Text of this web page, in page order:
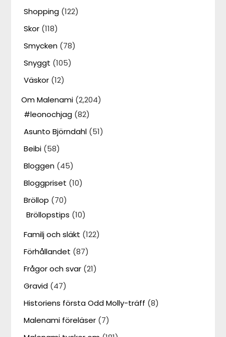
Shopping (122)
Skor (118)
Smycken (78)
Snyggt (105)
Väskor (12)
Om Malenami (2,204)
#leonochjag (82)
Asunto Björndahl (51)
Beibi (58)
Bloggen (45)
Bloggpriset (10)
Bröllop (70)
Bröllopstips (10)
Familj och släkt (122)
Förhållandet (87)
Frågor och svar (21)
Gravid (47)
Historiens första Odd Molly-träff (8)
Malenami föreläser (7)